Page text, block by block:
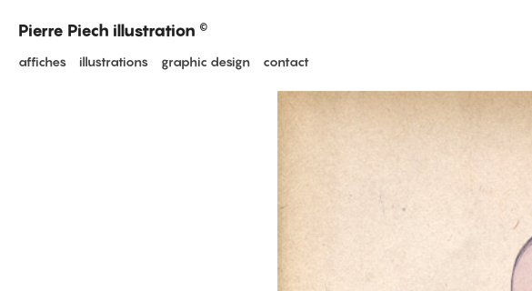
Pierre Piech illustration ©
affiches illustrations graphic design contact